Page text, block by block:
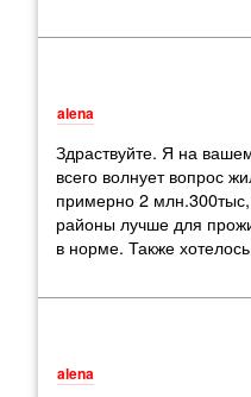
alena
Здраствуйте. Я на
всего волнует вопрос
примерно 2 млн.300тыс,
районы лучше для
в норме. Также
alena